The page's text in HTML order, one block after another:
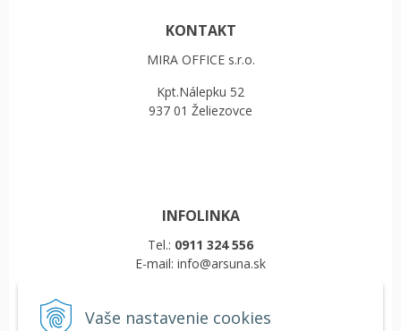
Vaše nastavenie cookies
KONTAKT
MIRA OFFICE s.r.o.
Kpt.Nálepku 52
937 01 Želiezovce
INFOLINKA
Tel.: 0911 324 556
E-mail: info@arsuna.sk
VŠETKO O NÁKUPE